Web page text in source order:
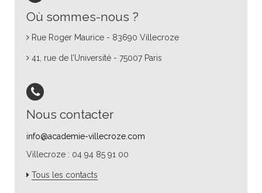
Où sommes-nous ?
Rue Roger Maurice - 83690 Villecroze
41, rue de l’Université - 75007 Paris
Nous contacter
info@academie-villecroze.com
Villecroze : 04 94 85 91 00
Tous les contacts